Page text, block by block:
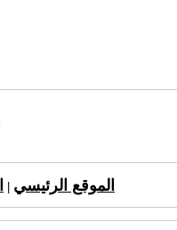
الموقع الرئيسي